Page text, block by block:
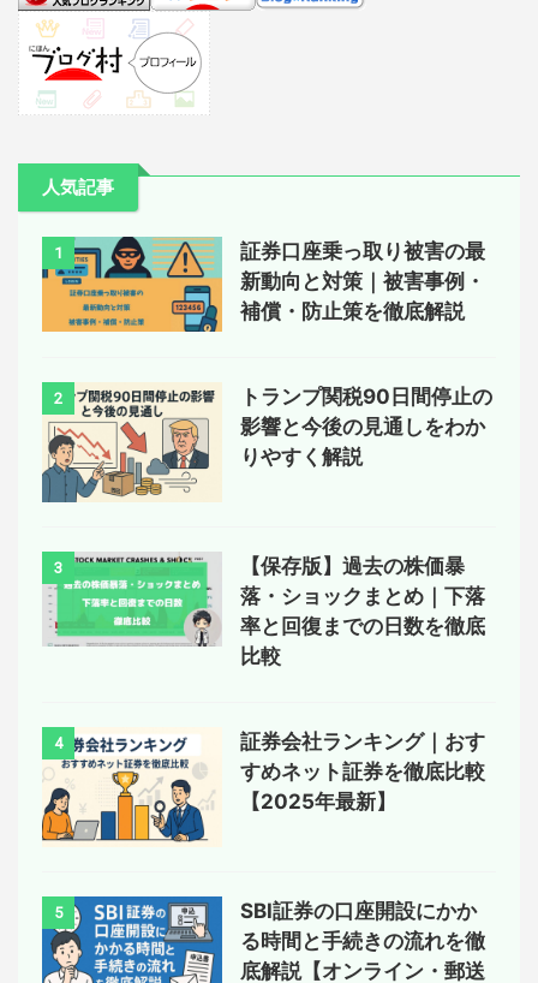
人気記事
1
証券口座乗っ取り被害の最
新動向と対策｜被害事例・
補償・防止策を徹底解説
2
トランプ関税90日間停止の
影響と今後の見通しをわか
りやすく解説
3
【保存版】過去の株価暴
落・ショックまとめ｜下落
率と回復までの日数を徹底
比較
4
証券会社ランキング｜おす
すめネット証券を徹底比較
【2025年最新】
5
SBI証券の口座開設にかか
る時間と手続きの流れを徹
底解説【オンライン・郵送